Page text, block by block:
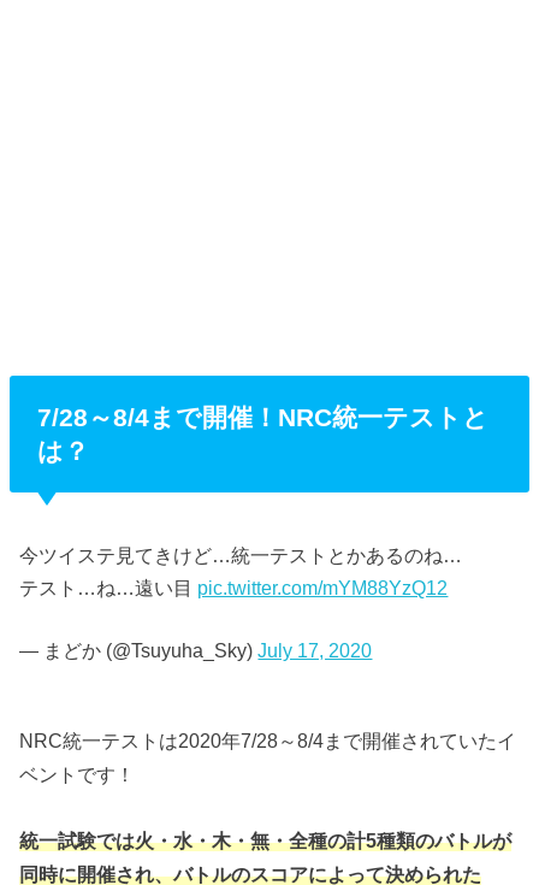
7/28～8/4まで開催！NRC統一テストと
は？
今ツイステ見てきけど…統一テストとかあるのね…
テスト…ね…遠い目 pic.twitter.com/mYM88YzQ12
— まどか (@Tsuyuha_Sky)July 17, 2020
NRC統一テストは2020年7/28～8/4まで開催されていたイ
ベントです！
統一試験では火・水・木・無・全種の計5種類のバトルが
同時に開催され、バトルのスコアによって決められた